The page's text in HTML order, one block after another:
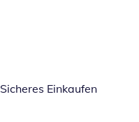
Sicheres Einkaufen